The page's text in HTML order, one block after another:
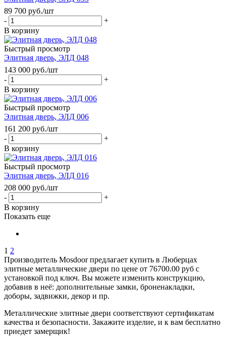
89 700 руб./шт
-
+
В корзину
Быстрый просмотр
Элитная дверь, ЭЛД 048
143 000 руб./шт
-
+
В корзину
Быстрый просмотр
Элитная дверь, ЭЛД 006
161 200 руб./шт
-
+
В корзину
Быстрый просмотр
Элитная дверь, ЭЛД 016
208 000 руб./шт
-
+
В корзину
Показать еще
1 2
Производитель Mosdoor предлагает купить в Люберцах
элитные металлические двери по цене от 76700.00 руб с
установкой под ключ. Вы можете изменить конструкцию,
добавив в неё: дополнительные замки, броненакладки,
доборы, задвижки, декор и пр.
Металлические элитные двери соответствуют сертификатам
качества и безопасности. Закажите изделие, и к вам бесплатно
приедет замерщик!